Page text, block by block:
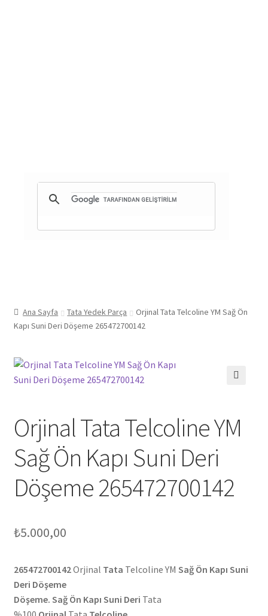
Ana Sayfa Tata Yedek Parça
Orjinal Tata Telcoline YM Sağ Ön
Kapı Suni Deri Döşeme 265472700142
Orjinal Tata Telcoline YM
Sağ Ön Kapı Suni Deri
Döşeme 265472700142
₺5.000,00
265472700142Orjinal Tata Telcoline YM Sağ Ön Kapı Suni
Deri Döşeme
Döşeme. Sağ Ön Kapı Suni Deri Tata